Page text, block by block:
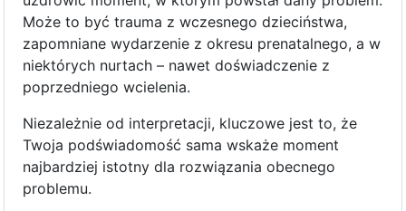
Może to być trauma z wczesnego dzieciństwa,
zapomniane wydarzenie z okresu prenatalnego, a w
niektórych nurtach – nawet doświadczenie z
poprzedniego wcielenia.
Niezależnie od interpretacji, kluczowe jest to, że
Twoja podświadomość sama wskaże moment
najbardziej istotny dla rozwiązania obecnego
problemu.